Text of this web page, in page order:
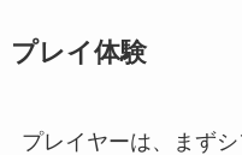
プレイ体験
プレイヤーは、まず